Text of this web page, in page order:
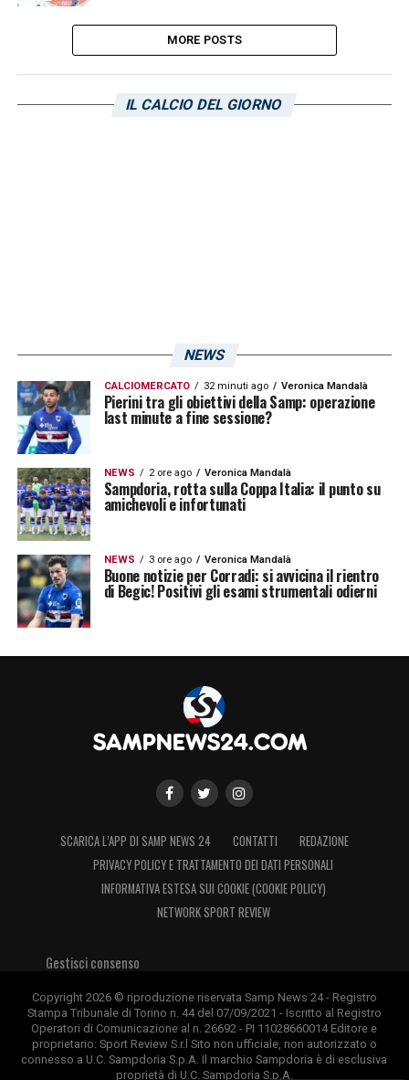
MORE POSTS
IL CALCIO DEL GIORNO
NEWS
CALCIOMERCATO 32 minuti ago Veronica Mandalà
Pierini tra gli obiettivi della Samp: operazione
last minute a fine sessione?
NEWS 2 ore ago Veronica Mandalà
Sampdoria, rotta sulla Coppa Italia: il punto su
amichevoli e infortunati
NEWS 3 ore ago Veronica Mandalà
Buone notizie per Corradi: si avvicina il rientro
di Begic! Positivi gli esami strumentali odierni
SCARICA L’APP DI SAMP NEWS 24 CONTATTI
REDAZIONE
PRIVACY POLICY E TRATTAMENTO DEI DATI PERSONALI
INFORMATIVA ESTESA SUI COOKIE (COOKIE POLICY)
NETWORK SPORT REVIEW
Gestisci consenso
Copyright 2026 © riproduzione riservata Samp News 24 - Registro
Stampa Tribunale di Torino n. 44 del 07/09/2021 - Iscritto al Registro
Operatori di Comunicazione al n. 26692 - PI 11028660014 Editore e
proprietario: Sport Review S.r.l Sito non ufficiale, non autorizzato o
connesso a U.C. Sampdoria S.p.A. Il marchio Sampdoria è di esclusiva
proprietà di U.C. Sampdoria S.p.A.